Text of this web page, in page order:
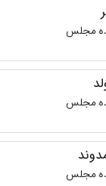
مجلس
مجلس
مجلس